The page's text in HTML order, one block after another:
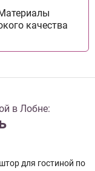
качества
в Лобне:
для гостиной по